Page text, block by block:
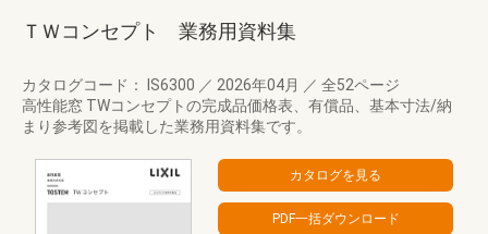
ＴＷコンセプト 業務用資料集
カタログコード： IS6300 ／ 2026年04月 ／ 全52ページ
高性能窓 TWコンセプトの完成品価格表、有償品、基本寸法/納
まり参考図を掲載した業務用資料集です。